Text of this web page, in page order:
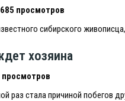
685 просмотров
сибирского
хозяина
просмотров
раз стала причиной побегов